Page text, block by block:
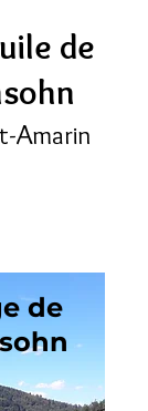
de
Amarin
de